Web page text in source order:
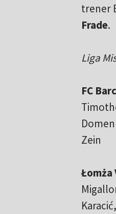
trener
Frade.
Liga
FC
Zein
Łomża